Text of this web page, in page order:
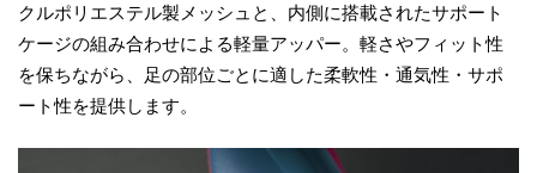
クルポリエステル製メッシュと、内側に搭載されたサポート
ケージの組み合わせによる軽量アッパー。軽さやフィット性
を保ちながら、足の部位ごとに適した柔軟性・通気性・サポ
ート性を提供します。